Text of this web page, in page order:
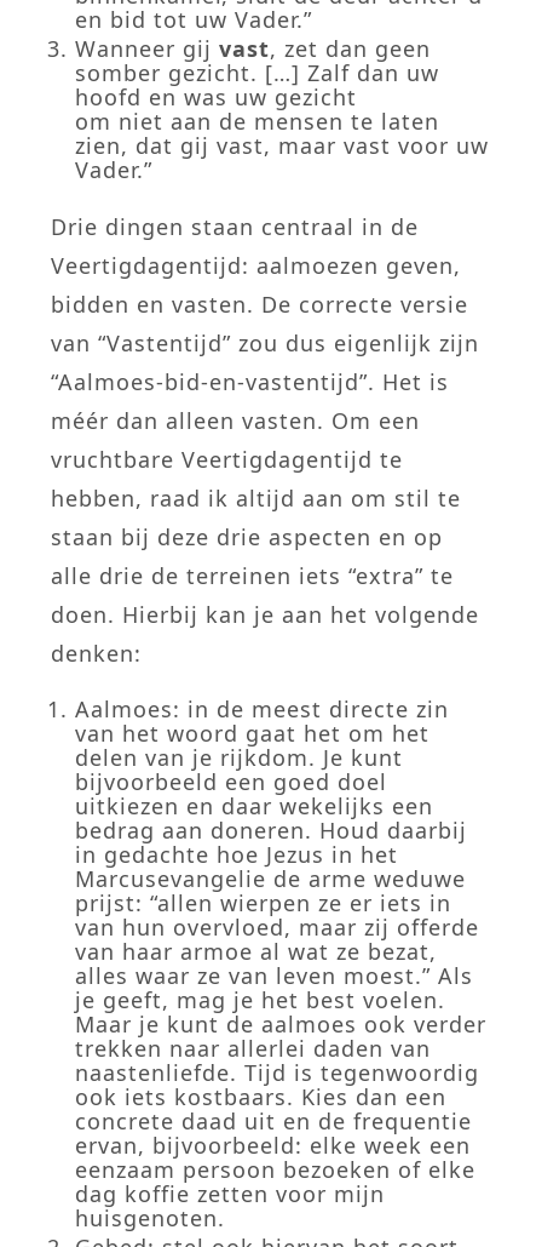
en bid tot uw Vader.”
Wanneer gijvast, zet dan geen
somber gezicht. […] Zalf dan uw
hoofd en was uw gezicht
om niet aan de mensen te laten
zien, dat gij vast, maar vast voor uw
Vader.”
Drie dingen staan centraal in de
Veertigdagentijd: aalmoezen geven,
bidden en vasten. De correcte versie
van “Vastentijd” zou dus eigenlijk zijn
“Aalmoes-bid-en-vastentijd”. Het is
méér dan alleen vasten. Om een
vruchtbare Veertigdagentijd te
hebben, raad ik altijd aan om stil te
staan bij deze drie aspecten en op
alle drie de terreinen iets “extra” te
doen. Hierbij kan je aan het volgende
denken:
Aalmoes: in de meest directe zin
van het woord gaat het om het
delen van je rijkdom. Je kunt
bijvoorbeeld een goed doel
uitkiezen en daar wekelijks een
bedrag aan doneren. Houd daarbij
in gedachte hoe Jezus in het
Marcusevangelie de arme weduwe
prijst: “allen wierpen ze er iets in
van hun overvloed, maar zij offerde
van haar armoe al wat ze bezat,
alles waar ze van leven moest.” Als
je geeft, mag je het best voelen.
Maar je kunt de aalmoes ook verder
trekken naar allerlei daden van
naastenliefde. Tijd is tegenwoordig
ook iets kostbaars. Kies dan een
concrete daad uit en de frequentie
ervan, bijvoorbeeld: elke week een
eenzaam persoon bezoeken of elke
dag koffie zetten voor mijn
huisgenoten.